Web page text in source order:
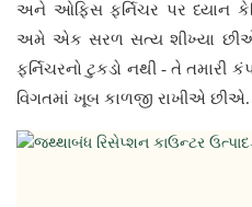
અને ઓફિસ ફર્નિચર પર ધ્યાન
અમે એક સરળ સત્ય શીખ્યા
ફર્નિચરનો ટુકડો નથી - તે
વિગતમાં ખૂબ કાળજી રાખીએ છીએ.